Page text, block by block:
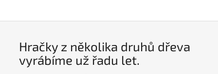
Hračky z několika druhů dřeva
vyrábíme už řadu let.